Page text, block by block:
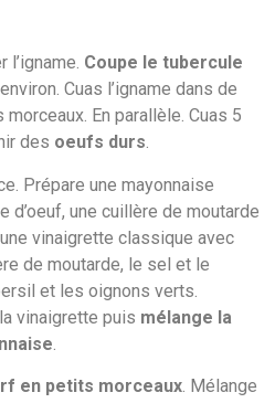
l’igname. Coupe le tubercule
environ. Cuas l’igname dans de
En parallèle. Cuas 5
des oeufs durs.
Prépare une mayonnaise
d’oeuf, une cuillère de moutarde
vinaigrette classique avec
de moutarde, le sel et le
et les oignons verts.
vinaigrette puis mélange la
en petits morceaux. Mélange